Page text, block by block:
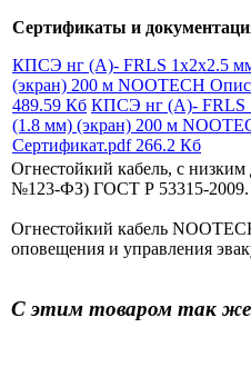
Сертификаты и
КПСЭ нг (А)- FRLS 1x2x2.5
(экран) 200 м NOOTECH
489.59 Кб КПСЭ нг (А)- FRLS
(1.8 мм) (экран) 200 м
Сертификат.pdf 266.2 Кб
Огнестойкий кабель, с низким
№123-ФЗ) ГОСТ Р 53315-2009.
Огнестойкий кабель
оповещения и управления
С этим товаром так